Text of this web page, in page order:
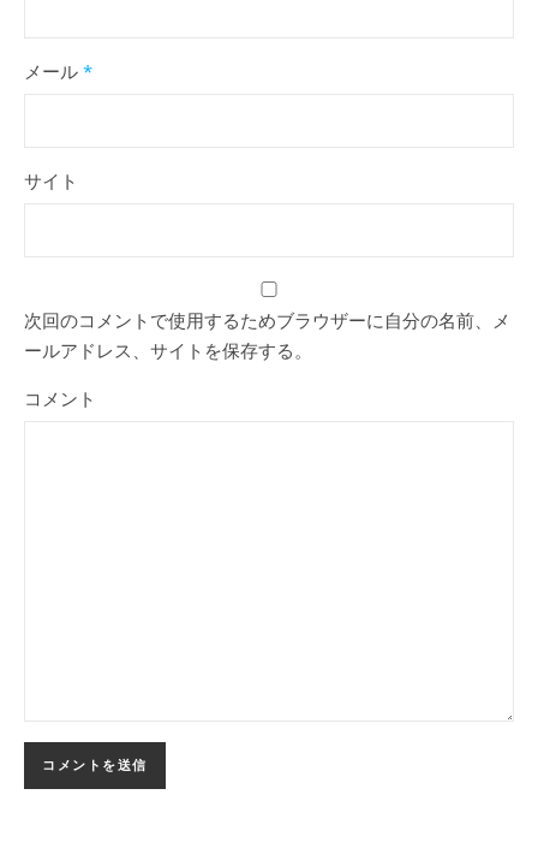
メール *
サイト
次回のコメントで使用するためブラウザーに自分の名前、メ
ールアドレス、サイトを保存する。
コメント